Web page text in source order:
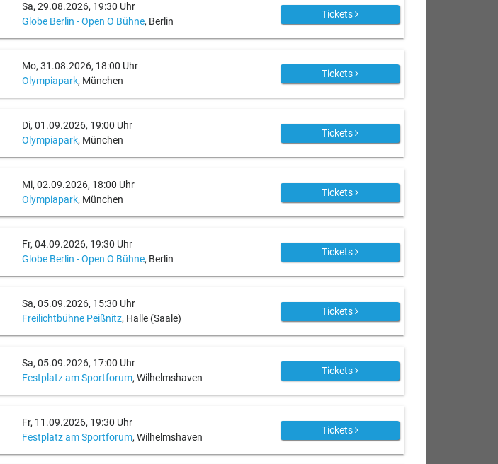
Sa, 29.08.2026, 19:30 Uhr
Globe Berlin - Open O Bühne, Berlin
Tickets
Mo, 31.08.2026, 18:00 Uhr
Olympiapark, München
Tickets
Di, 01.09.2026, 19:00 Uhr
Olympiapark, München
Tickets
Mi, 02.09.2026, 18:00 Uhr
Olympiapark, München
Tickets
Fr, 04.09.2026, 19:30 Uhr
Globe Berlin - Open O Bühne, Berlin
Tickets
Sa, 05.09.2026, 15:30 Uhr
Freilichtbühne Peißnitz, Halle (Saale)
Tickets
Sa, 05.09.2026, 17:00 Uhr
Festplatz am Sportforum, Wilhelmshaven
Tickets
Fr, 11.09.2026, 19:30 Uhr
Festplatz am Sportforum, Wilhelmshaven
Tickets